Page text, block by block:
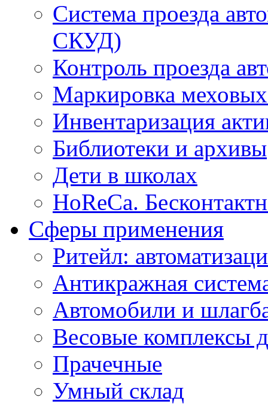
Система проезда
СКУД)
Контроль проезда
Маркировка
Инвентаризация
Библиотеки и архивы
Дети в школах
HoReCa.
Сферы применения
Ритейл:
Антикражная
Автомобили и
Весовые комплексы
Прачечные
Умный склад